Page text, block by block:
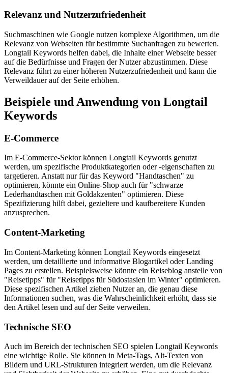
Relevanz und Nutzerzufriedenheit
Suchmaschinen wie Google nutzen komplexe Algorithmen, um die
Relevanz von Webseiten für bestimmte Suchanfragen zu bewerten.
Longtail Keywords helfen dabei, die Inhalte einer Webseite besser
auf die Bedürfnisse und Fragen der Nutzer abzustimmen. Diese
Relevanz führt zu einer höheren Nutzerzufriedenheit und kann die
Verweildauer auf der Seite erhöhen.
Beispiele und Anwendung von Longtail
Keywords
E-Commerce
Im E-Commerce-Sektor können Longtail Keywords genutzt
werden, um spezifische Produktkategorien oder -eigenschaften zu
targetieren. Anstatt nur für das Keyword "Handtaschen" zu
optimieren, könnte ein Online-Shop auch für "schwarze
Lederhandtaschen mit Goldakzenten" optimieren. Diese
Spezifizierung hilft dabei, gezieltere und kaufbereitere Kunden
anzusprechen.
Content-Marketing
Im Content-Marketing können Longtail Keywords eingesetzt
werden, um detaillierte und informative Blogartikel oder Landing
Pages zu erstellen. Beispielsweise könnte ein Reiseblog anstelle von
"Reisetipps" für "Reisetipps für Südostasien im Winter" optimieren.
Diese spezifischen Artikel ziehen Nutzer an, die genau diese
Informationen suchen, was die Wahrscheinlichkeit erhöht, dass sie
den Artikel lesen und auf der Seite verweilen.
Technische SEO
Auch im Bereich der technischen SEO spielen Longtail Keywords
eine wichtige Rolle. Sie können in Meta-Tags, Alt-Texten von
Bildern und URL-Strukturen integriert werden, um die Relevanz